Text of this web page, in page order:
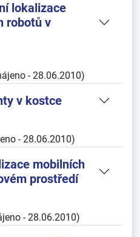
lokalizace
robotů v
- 28.06.2010)
v kostce
- 28.06.2010)
mobilních
prostředí
- 28.06.2010)